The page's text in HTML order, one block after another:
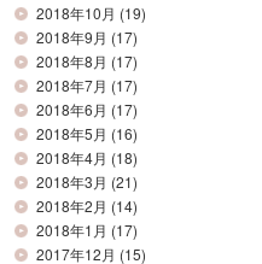
2018年10月 (19)
2018年9月 (17)
2018年8月 (17)
2018年7月 (17)
2018年6月 (17)
2018年5月 (16)
2018年4月 (18)
2018年3月 (21)
2018年2月 (14)
2018年1月 (17)
2017年12月 (15)